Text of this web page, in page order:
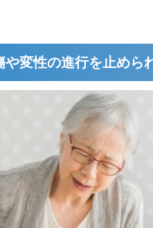
や変性の進行を止めら